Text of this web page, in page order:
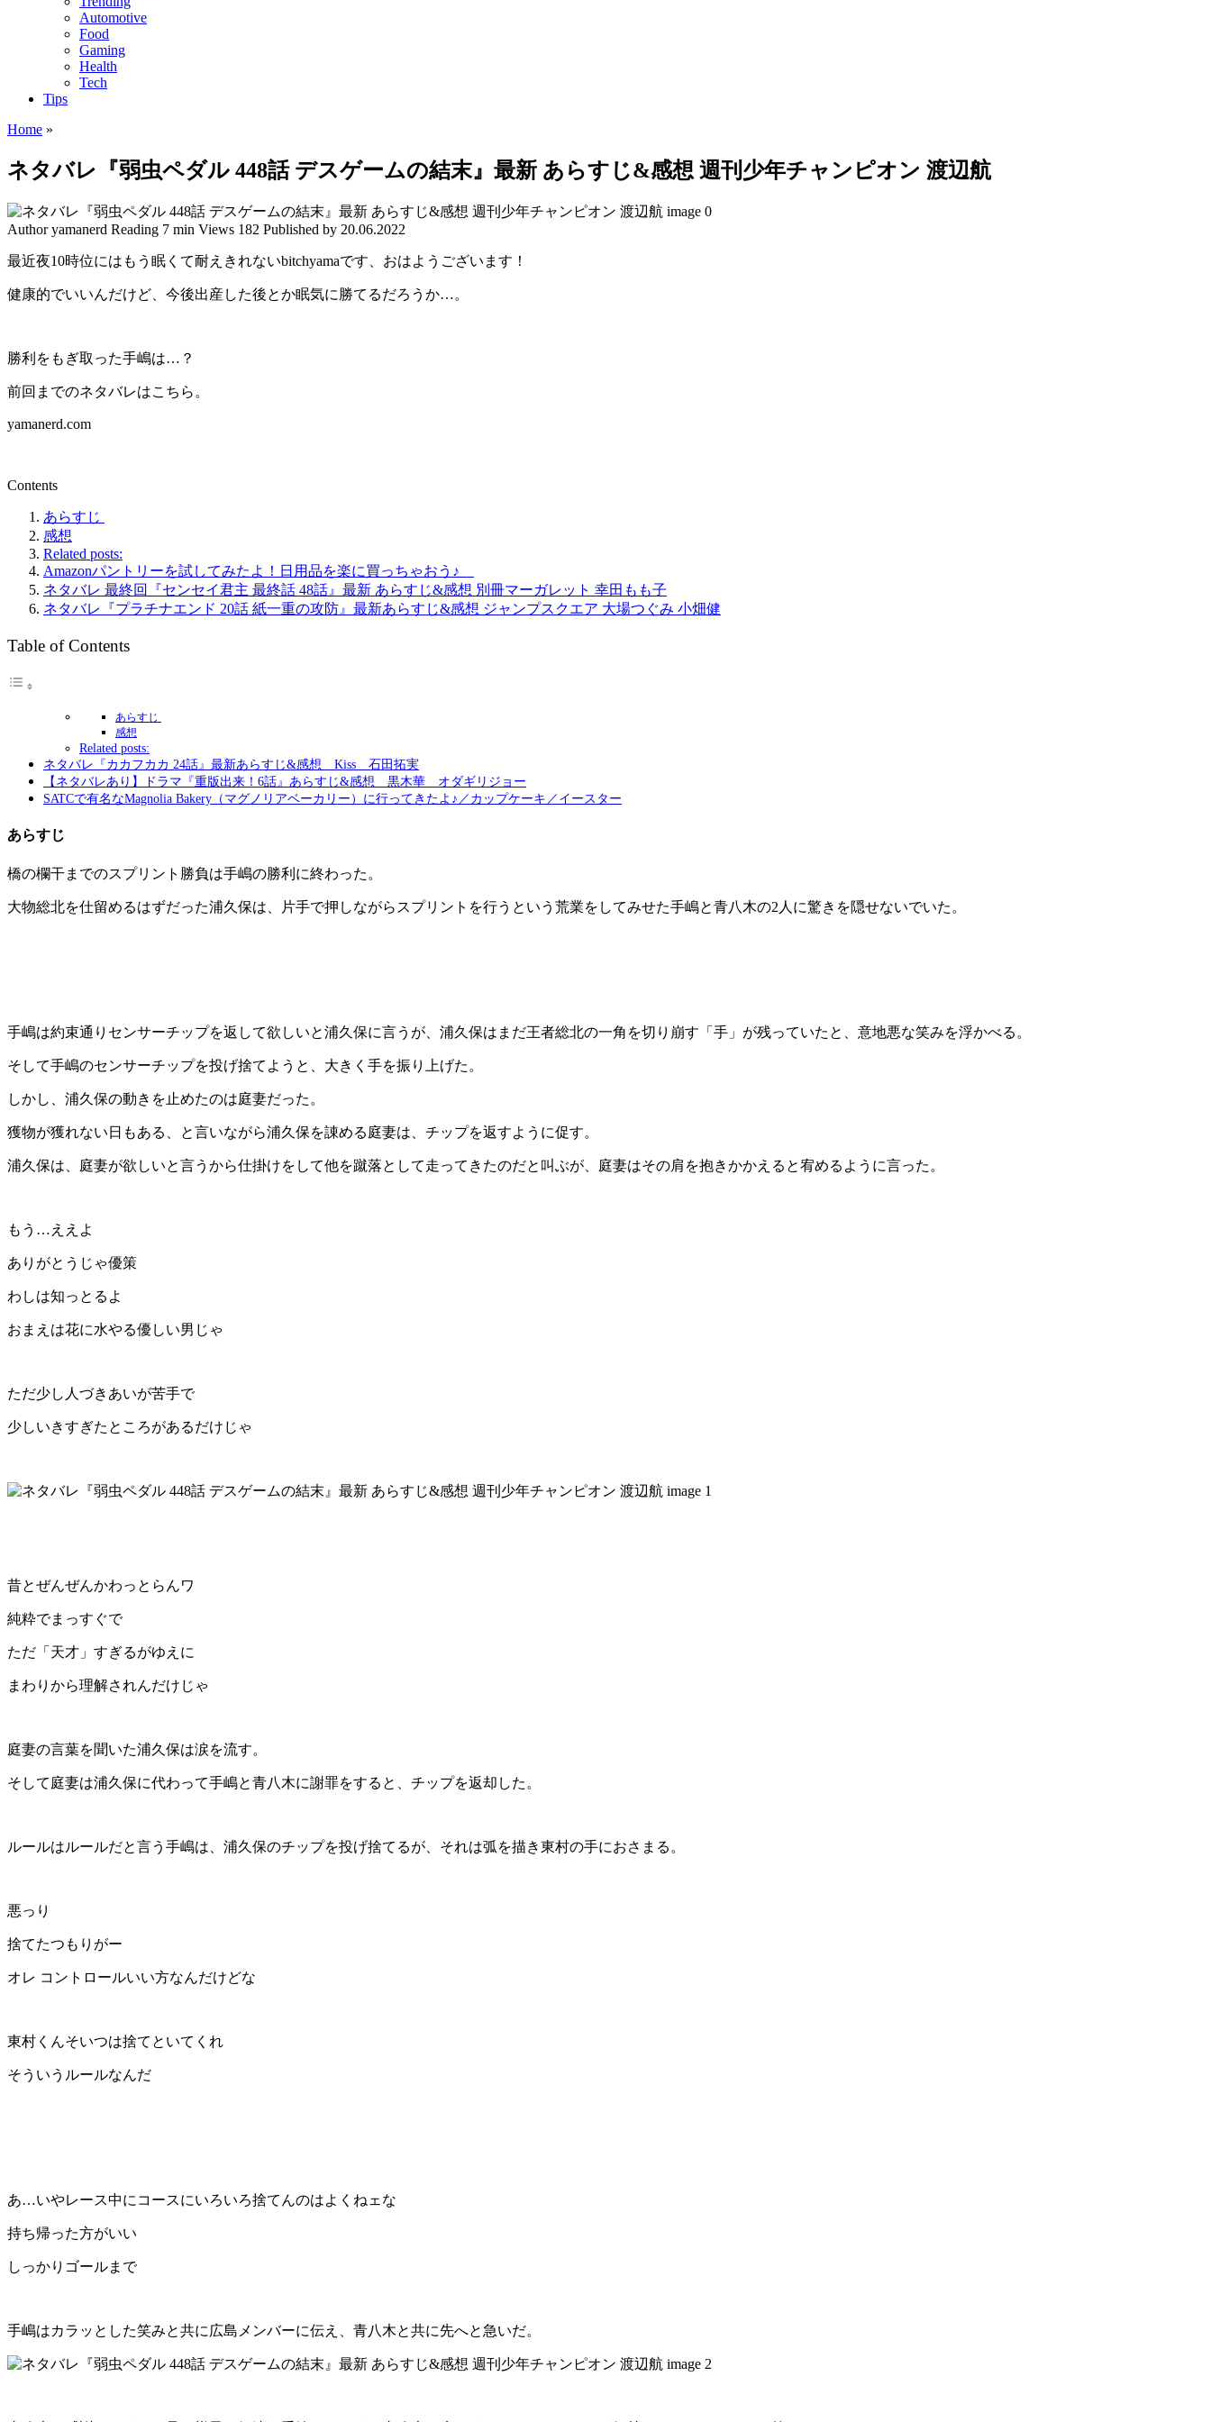
Automotive
Food
Gaming
Health
Tech
Tips
Home »
ネタバレ『弱虫ペダル 448話 デスゲームの結末』最新 あらすじ&感想 週刊少年チャンピオン 渡辺航
Author yamanerd Reading 7 min Views 182 Published by 20.06.2022
最近夜10時位にはもう眠くて耐えきれないbitchyamaです、おはようございます！
健康的でいいんだけど、今後出産した後とか眠気に勝てるだろうか…。
勝利をもぎ取った手嶋は…？
前回までのネタバレはこちら。
yamanerd.com
Contents
あらすじ
感想
Related posts:
Amazonパントリーを試してみたよ！日用品を楽に買っちゃおう♪
ネタバレ 最終回『センセイ君主 最終話 48話』最新 あらすじ&感想 別冊マーガレット 幸田もも子
ネタバレ『プラチナエンド 20話 紙一重の攻防』最新あらすじ&感想 ジャンプスクエア 大場つぐみ 小畑健
Table of Contents
あらすじ
感想
Related posts:
ネタバレ『カカフカカ 24話』最新あらすじ&感想 Kiss 石田拓実
【ネタバレあり】ドラマ『重版出来！6話』あらすじ&感想 黒木華 オダギリジョー
SATCで有名なMagnolia Bakery（マグノリアベーカリー）に行ってきたよ♪／カップケーキ／イースター
あらすじ
橋の欄干までのスプリント勝負は手嶋の勝利に終わった。
大物総北を仕留めるはずだった浦久保は、片手で押しながらスプリントを行うという荒業をしてみせた手嶋と青八木の2人に驚きを隠せないでいた。
手嶋は約束通りセンサーチップを返して欲しいと浦久保に言うが、浦久保はまだ王者総北の一角を切り崩す「手」が残っていたと、意地悪な笑みを浮かべる。
そして手嶋のセンサーチップを投げ捨てようと、大きく手を振り上げた。
しかし、浦久保の動きを止めたのは庭妻だった。
獲物が獲れない日もある、と言いながら浦久保を諌める庭妻は、チップを返すように促す。
浦久保は、庭妻が欲しいと言うから仕掛けをして他を蹴落として走ってきたのだと叫ぶが、庭妻はその肩を抱きかかえると宥めるように言った。
もう…ええよ
ありがとうじゃ優策
わしは知っとるよ
おまえは花に水やる優しい男じゃ
ただ少し人づきあいが苦手で
少しいきすぎたところがあるだけじゃ
昔とぜんぜんかわっとらんワ
純粋でまっすぐで
ただ「天才」すぎるがゆえに
まわりから理解されんだけじゃ
庭妻の言葉を聞いた浦久保は涙を流す。
そして庭妻は浦久保に代わって手嶋と青八木に謝罪をすると、チップを返却した。
ルールはルールだと言う手嶋は、浦久保のチップを投げ捨てるが、それは弧を描き東村の手におさまる。
悪っり
捨てたつもりがー
オレ コントロールいい方なんだけどな
東村くんそいつは捨てといてくれ
そういうルールなんだ
あ…いやレース中にコースにいろいろ捨てんのはよくねェな
持ち帰った方がいい
しっかりゴールまで
手嶋はカラッとした笑みと共に広島メンバーに伝え、青八木と共に先へと急いだ。